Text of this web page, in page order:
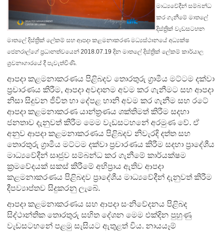
මාධ්‍යවේදීන් සම්බන්ධ
කර ගැනීමේ මාතලේ
දිස්ත්‍රික් වැඩසටහන
මාතලේ දිස්ත්‍රික් ලේකම් සහ ආපදා කළමනාකරණ මධ්‍යස්ථානයේ අධ්‍යක්ෂ
ජෙනරාල්ගේ ප්‍රධානත්වයෙන් 2018.07.19 දින මාතලේ දිස්ත්‍රික් ලේකම් කාර්යාල
ශ්‍රවනාගාරයේ දී පැවැත්විණි.
ආපදා කළමනාකරණය පිළිබදව තොරතුරු ග්‍රාමීය මට්ටම දක්වා
ප්‍රචාරණය කිරීම, ආපදා අවදානම අවම කර ගැනීමට සහ ආපදා
නිසා සිදුවන ජීවිත හා දේපළ හානි අවම කර ගැනීම සහ රටේ
ආපදා කළමනාකරණ යාන්ත්‍රණය ශක්තිමත් කිරීම සදහා
ජනතාව දැනුවත් කිරීම මෙම වැඩසටහනේ අරමුණ වේ. ඒ
අනුව ආපදා කළමනාකරණය පිළිබදව නිවැරදි දත්ත සහ
තොරතුරු ග්‍රාමීය මට්ටම දක්වා ප්‍රචාරණය කිරීම සදහා ප්‍රාදේශීය
මාධ්‍යවේදීන් සෘජුව සම්බන්ධ කර ගැනීමේ කාර්යක්ෂම
ක්‍රමවේදයක් සකස් කිරීමේ අභිප්‍රාය ඇතිව ආපදා
කළමනාකරණය පිළිබදව ප්‍රාදේශීය මාධ්‍යවේදීන් දැනුවත් කිරීම
දීපව්‍යාප්තව සිදුකරනු ලැබේ.
ආපදා කළමනාකරණය සහ ආපදා සංනිවේදනය පිළිබද
සිද්ථාන්තික තොරතුරු සහිත දේශන මෙම එක්දින පුහුණු
වැඩසටහනේ පළමු සැසියට ඇතුළත් විය. නායයෑම්